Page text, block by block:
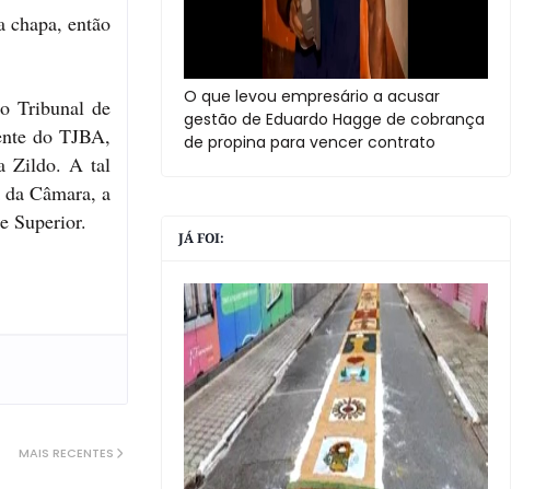
chapa, então
Tribunal de
do TJBA,
a Zildo. A tal
Câmara, a
Superior.
MAIS RECENTES
O que levou empresário a acusar
gestão de Eduardo Hagge de cobrança
de propina para vencer contrato
JÁ FOI: